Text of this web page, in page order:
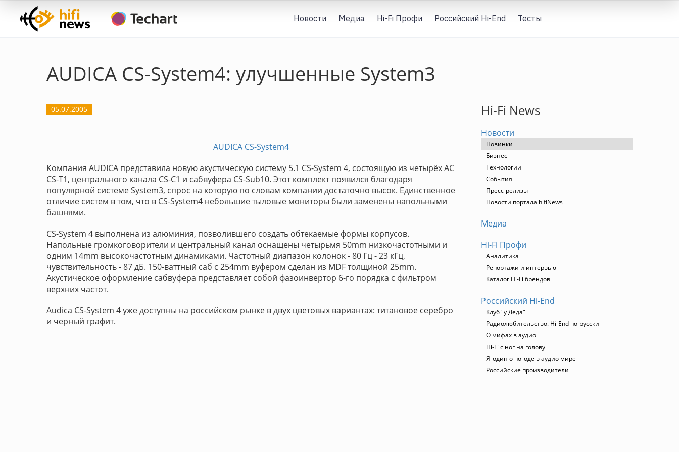
Новости Медиа Hi-Fi Профи Российский Hi-End Тесты
AUDICA CS-System4: улучшенные System3
05.07.2005
AUDICA CS-System4
Компания AUDICA представила новую акустическую систему 5.1 CS-System 4, состоящую из четырёх АС
CS-T1, центрального канала CS-C1 и сабвуфера CS-Sub10. Этот комплект появился благодаря
популярной системе System3, спрос на которую по словам компании достаточно высок. Единственное
отличие систем в том, что в CS-System4 небольшие тыловые мониторы были заменены напольными
башнями.
CS-System 4 выполнена из алюминия, позволившего создать обтекаемые формы корпусов.
Напольные громкоговорители и центральный канал оснащены четырьмя 50mm низкочастотными и
одним 14mm высокочастотным динамиками. Частотный диапазон колонок - 80 Гц - 23 кГц,
чувствительность - 87 дБ. 150-ваттный саб с 254mm вуфером сделан из MDF толщиной 25mm.
Акустическое оформление сабвуфера представляет собой фазоинвертор 6-го порядка с фильтром
верхних частот.
Audica CS-System 4 уже доступны на российском рынке в двух цветовых вариантах: титановое серебро
и черный графит.
Hi-Fi News
Новости
Новинки
Бизнес
Технологии
События
Пресс-релизы
Новости портала hifiNews
Медиа
Hi-Fi Профи
Аналитика
Репортажи и интервью
Каталог Hi-Fi брендов
Российский Hi-End
Клуб "у Деда"
Радиолюбительство. Hi-End по-русски
О мифах в аудио
Hi-Fi с ног на голову
Ягодин о погоде в аудио мире
Российские производители